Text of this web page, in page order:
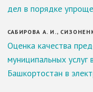
дел в порядке
САБИРОВА А. И.,
Оценка качества
муниципальных
Башкортостан в